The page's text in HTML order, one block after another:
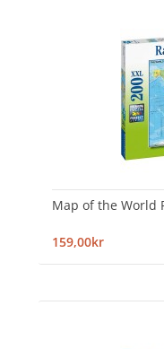
Map of the World
159,00kr